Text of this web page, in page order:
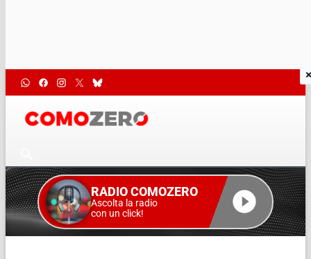
RADIO COMOZERO
Ascolta la radio
con un click!